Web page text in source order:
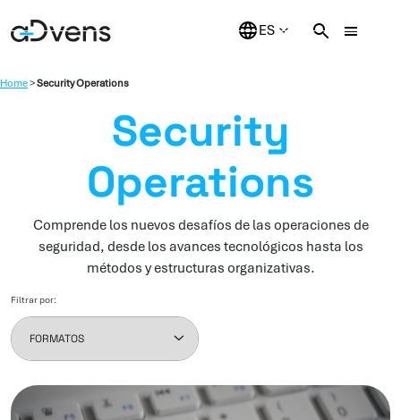
Home>Security Operations
Security
Operations
Comprende los nuevos desafíos de las operaciones de
seguridad, desde los avances tecnológicos hasta los
métodos y estructuras organizativas.
Filtrar por: